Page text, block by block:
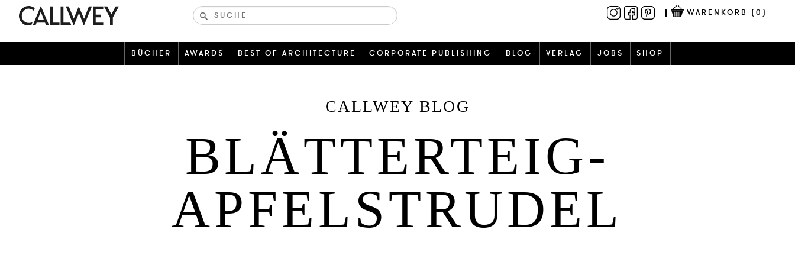
Bücher-
und
zeitschriften
WARENKORB (0)
BÜCHER AWARDS BEST OF ARCHITECTURE CORPORATE PUBLISHING BLOG VERLAG JOBS SHOP
CALLWEY BLOG
BLÄTTERTEIG-
APFELSTRUDEL